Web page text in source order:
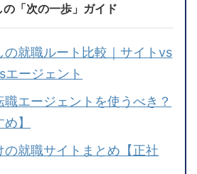
の「次の一歩」ガイド
の就職ルート比較｜サイトvs
ージェント
職エージェントを使うべき？
】
の就職サイトまとめ【正社